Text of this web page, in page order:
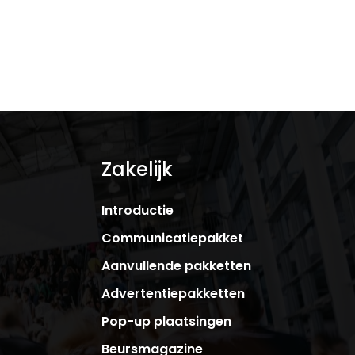
Zakelijk
Introductie
Communicatiepakket
Aanvullende pakketten
Advertentiepakketten
Pop-up plaatsingen
Beursmagazine